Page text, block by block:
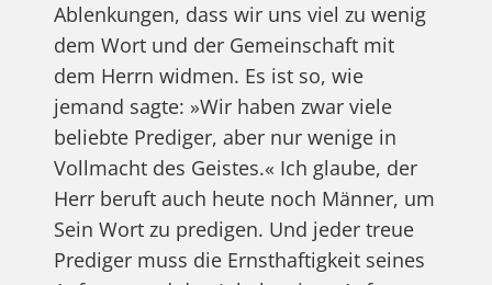
Ablenkungen, dass wir uns viel zu wenig
dem Wort und der Gemeinschaft mit
dem Herrn widmen. Es ist so, wie
jemand sagte: »Wir haben zwar viele
beliebte Prediger, aber nur wenige in
Vollmacht des Geistes.« Ich glaube, der
Herr beruft auch heute noch Männer, um
Sein Wort zu predigen. Und jeder treue
Prediger muss die Ernsthaftigkeit seines